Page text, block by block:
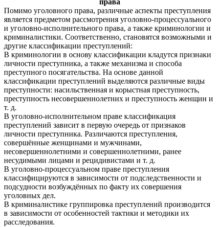
права
Помимо уголовного права, различные аспекты преступления
является предметом рассмотрения уголовно-процессуального
и уголовно-исполнительного права, а также криминологии и
криминалистики. Соответственно, становятся возможными и
другие классификации преступлений:
В криминологии в основу классификации кладутся признаки
личности преступника, а также механизма и способа
преступного посягательства. На основе данной
классификации преступлений выделяются различные виды
преступности: насильственная и корыстная преступность,
преступность несовершеннолетних и преступность женщин и
т. д.
В уголовно-исполнительном праве классификация
преступлений зависит в первую очередь от признаков
личности преступника. Различаются преступления,
совершённые женщинами и мужчинами,
несовершеннолетними и совершеннолетними, ранее
несудимыми лицами и рецидивистами и т. д.
В уголовно-процессуальном праве преступления
классифицируются в зависимости от подследственности и
подсудности возбуждённых по факту их совершения
уголовных дел.
В криминалистике группировка преступлений производится
в зависимости от особенностей тактики и методики их
расследования.